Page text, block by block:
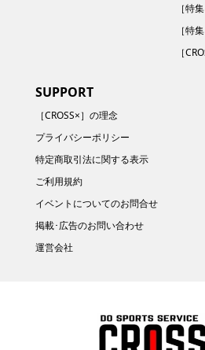
［特
［特
［
SUPPORT
［CROSS×］の理念
プライバシーポリシー
特定商取引法に関する表示
ご利用規約
イベントについてのお問合せ
掲載･広告のお問い合わせ
運営会社